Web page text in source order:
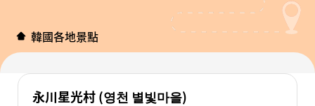
韓國各地景點
永川星光村 (영천 별빛마을)